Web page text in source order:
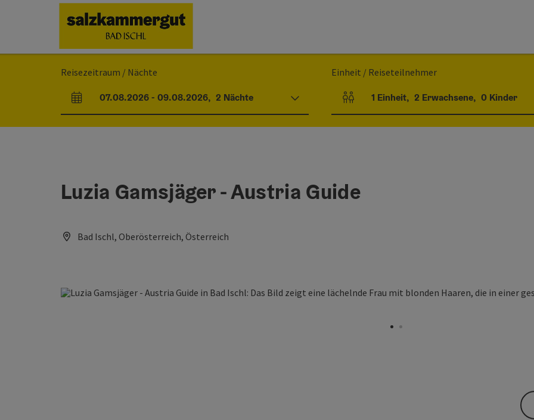
[0]
Zur Navigation[1]
Zum Seitenanfang
[7]
Reisezeitraum / Nächte
An- und Abreisefelder
07.08.2026- 09.08.2026, 2 Nächte
Einheit / Reiseteilnehmer
Einheitenanzahl und Personenfelder
1 Einheit, 2 Erwachsene, 0 Kinder
Luzia Gamsjäger - Austria Guide
Bad Ischl, Oberösterreich, Österreich